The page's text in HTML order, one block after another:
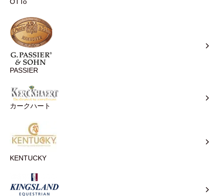
PASSIER
カークハート
KENTUCKY